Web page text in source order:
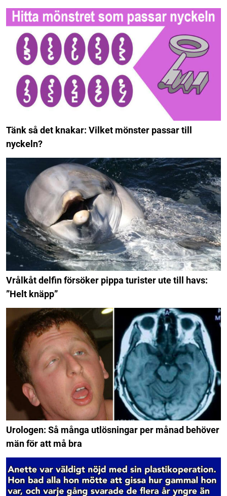
Tänk så det knakar: Vilket mönster passar till
nyckeln?
Vrålkåt delfin försöker pippa turister ute till havs:
”Helt knäpp”
Urologen: Så många utlösningar per månad behöver
män för att må bra